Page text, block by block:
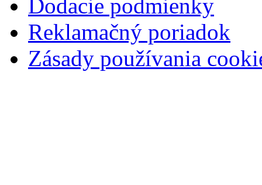
Dodacie podmienky
Reklamačný poriadok
Zásady používania